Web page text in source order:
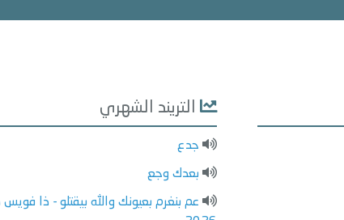
التريند الشهري
جدع
بعدك وجع
عم بنغرم بعيونك والله بيقتلو - ذا فويس